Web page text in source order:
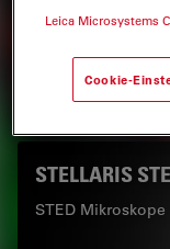
Ihnen die Stärke
STELLARIS
STED
Leica Microsystems
Cookie-